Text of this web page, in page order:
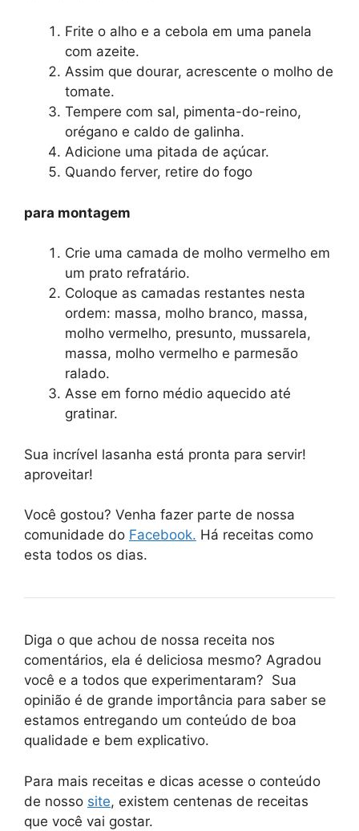
Frite o alho e a cebola em uma panela
com azeite.
Assim que dourar, acrescente o molho de
tomate.
Tempere com sal, pimenta-do-reino,
orégano e caldo de galinha.
Adicione uma pitada de açúcar.
Quando ferver, retire do fogo
para montagem
Crie uma camada de molho vermelho em
um prato refratário.
Coloque as camadas restantes nesta
ordem: massa, molho branco, massa,
molho vermelho, presunto, mussarela,
massa, molho vermelho e parmesão
ralado.
Asse em forno médio aquecido até
gratinar.
Sua incrível lasanha está pronta para servir!
aproveitar!
Você gostou? Venha fazer parte de nossa
comunidade do Facebook. Há receitas como
esta todos os dias.
Diga o que achou de nossa receita nos
comentários, ela é deliciosa mesmo? Agradou
você e a todos que experimentaram? Sua
opinião é de grande importância para saber se
estamos entregando um conteúdo de boa
qualidade e bem explicativo.
Para mais receitas e dicas acesse o conteúdo
de nosso site, existem centenas de receitas
que você vai gostar.